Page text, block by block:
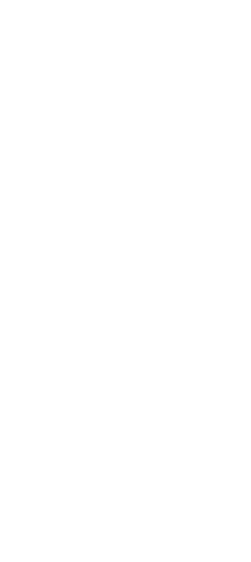
Preço